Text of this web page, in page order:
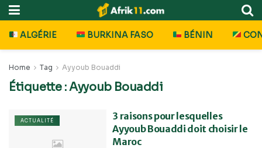
ALGÉRIE BURKINA FASO BÉNIN
Home Tag Ayyoub Bouaddi
Étiquette :Ayyoub Bouaddi
ACTUALITÉ
3 raisons pour lesquelles
Ayyoub Bouaddi doit choisir le
Maroc